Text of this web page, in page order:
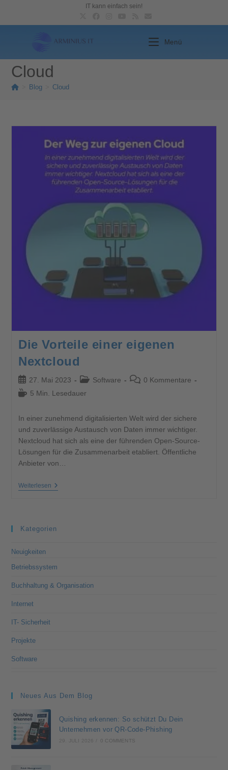
IT kann einfach sein!
Menü
Cloud
Blog Cloud
Die Vorteile einer eigenen
Nextcloud
27. Mai 2023 Software
0 Kommentare
5 Min. Lesedauer
In einer zunehmend digitalisierten Welt wird der sichere
und zuverlässige Austausch von Daten immer wichtiger.
Nextcloud hat sich als eine der führenden Open-Source-
Lösungen für die Zusammenarbeit etabliert. Öffentliche
Anbieter von…
Weiterlesen
Kategorien
Neuigkeiten
Betriebssystem
Buchhaltung & Organisation
Internet
IT- Sicherheit
Projekte
Software
Neues Aus Dem Blog
Quishing erkennen: So schützt Du Dein
Unternehmen vor QR-Code-Phishing
29. JULI 2026 0 COMMENTS